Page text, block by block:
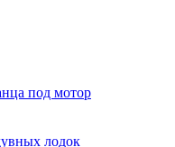
под мотор
лодок